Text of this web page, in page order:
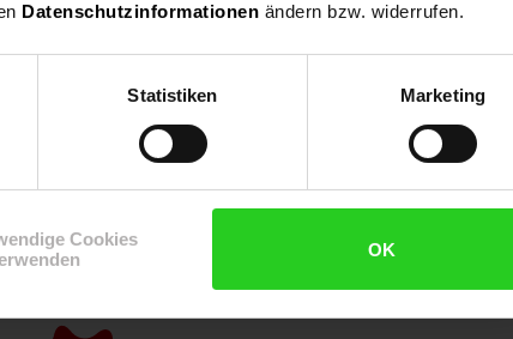
Datenschutzinformationen ändern bzw. widerrufen.
Statistiken Marketing
Cookies
OK
Rezeptwelt Karriere